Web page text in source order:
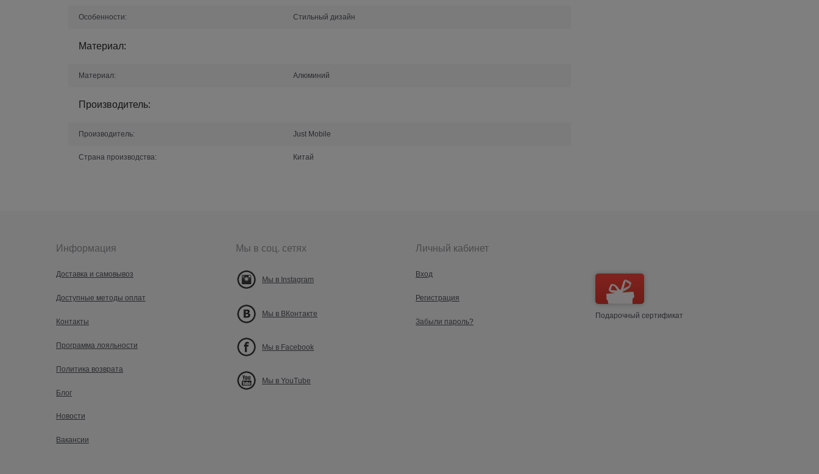
Особенности: Стильный дизайн
Материал:
Материал: Алюминий
Производитель:
Производитель: Just Mobile
Страна производства: Китай
Информация
Доставка и самовывоз
Доступные методы оплат
Контакты
Программа лояльности
Политика возврата
Блог
Новости
Вакансии
Мы в соц. сетях
Мы в Instagram
Мы в ВКонтакте
Мы в Facebook
Мы в YouTube
Личный кабинет
Вход
Регистрация
Забыли пароль?
Подарочный сертификат